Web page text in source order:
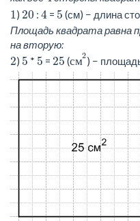
1) 20 : 4 = 5 (см) − длина
Площадь квадрата равна
на вторую:
2) 5 * 5 = 25 (см2
м2
) −